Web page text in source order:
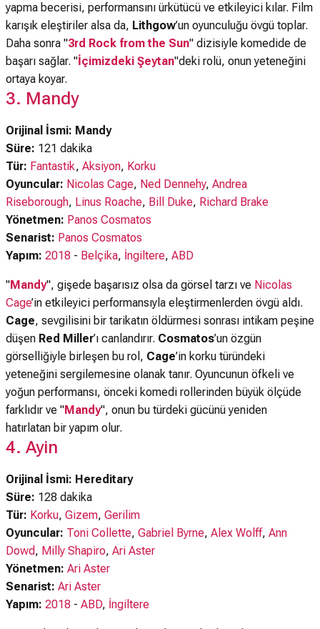
yapma becerisi, performansını ürkütücü ve etkileyici kılar. Film
karışık eleştiriler alsa da, Lithgow’un oyunculuğu övgü toplar.
Daha sonra "3rd Rock from the Sun" dizisiyle komedide de
başarı sağlar. "İçimizdeki Şeytan"deki rolü, onun yeteneğini
ortaya koyar.
3. Mandy
Orijinal İsmi: Mandy
Süre: 121 dakika
Tür: Fantastik, Aksiyon, Korku
Oyuncular: Nicolas Cage, Ned Dennehy, Andrea
Riseborough, Linus Roache, Bill Duke, Richard Brake
Yönetmen: Panos Cosmatos
Senarist: Panos Cosmatos
Yapım: 2018 - Belçika, İngiltere, ABD
"Mandy", gişede başarısız olsa da görsel tarzı ve Nicolas
Cage’in etkileyici performansıyla eleştirmenlerden övgü aldı.
Cage, sevgilisini bir tarikatın öldürmesi sonrası intikam peşine
düşen Red Miller’ı canlandırır. Cosmatos’un özgün
görselliğiyle birleşen bu rol, Cage’in korku türündeki
yeteneğini sergilemesine olanak tanır. Oyuncunun öfkeli ve
yoğun performansı, önceki komedi rollerinden büyük ölçüde
farklıdır ve "Mandy", onun bu türdeki gücünü yeniden
hatırlatan bir yapım olur.
4. Ayin
Orijinal İsmi: Hereditary
Süre: 128 dakika
Tür: Korku, Gizem, Gerilim
Oyuncular: Toni Collette, Gabriel Byrne, Alex Wolff, Ann
Dowd, Milly Shapiro, Ari Aster
Yönetmen: Ari Aster
Senarist: Ari Aster
Yapım: 2018 - ABD, İngiltere